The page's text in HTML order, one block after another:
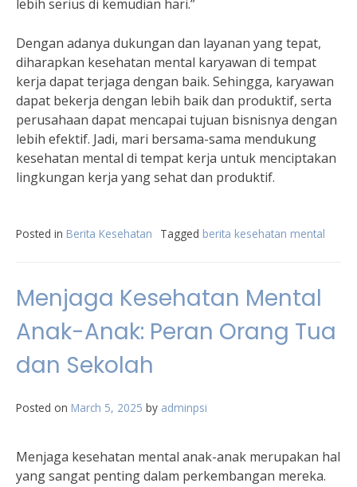
lebih serius di kemudian hari.”
Dengan adanya dukungan dan layanan yang tepat,
diharapkan kesehatan mental karyawan di tempat
kerja dapat terjaga dengan baik. Sehingga, karyawan
dapat bekerja dengan lebih baik dan produktif, serta
perusahaan dapat mencapai tujuan bisnisnya dengan
lebih efektif. Jadi, mari bersama-sama mendukung
kesehatan mental di tempat kerja untuk menciptakan
lingkungan kerja yang sehat dan produktif.
Posted in Berita Kesehatan Tagged berita kesehatan mental
Menjaga Kesehatan Mental
Anak-Anak: Peran Orang Tua
dan Sekolah
Posted on March 5, 2025 by adminpsi
Menjaga kesehatan mental anak-anak merupakan hal
yang sangat penting dalam perkembangan mereka.